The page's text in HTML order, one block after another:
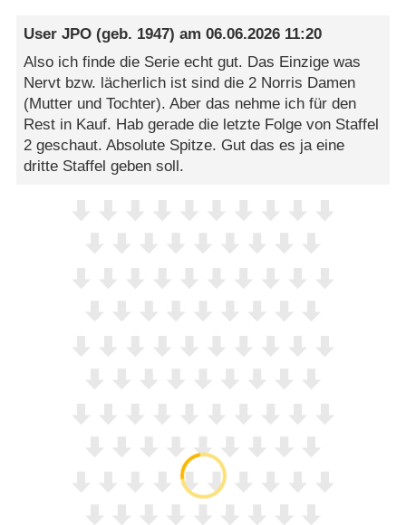
User JPO (geb. 1947) am06.06.2026 11:20
Also ich finde die Serie echt gut. Das Einzige was
Nervt bzw. lächerlich ist sind die 2 Norris Damen
(Mutter und Tochter). Aber das nehme ich für den
Rest in Kauf. Hab gerade die letzte Folge von Staffel
2 geschaut. Absolute Spitze. Gut das es ja eine
dritte Staffel geben soll.